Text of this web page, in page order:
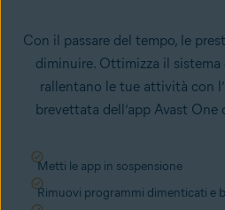
Con il passare del tempo, le
diminuire. Ottimizza il
rallentano le tue attività con
brevettata dell’app Avast
Metti le app in sospensione
Rimuovi programmi dimenticati e